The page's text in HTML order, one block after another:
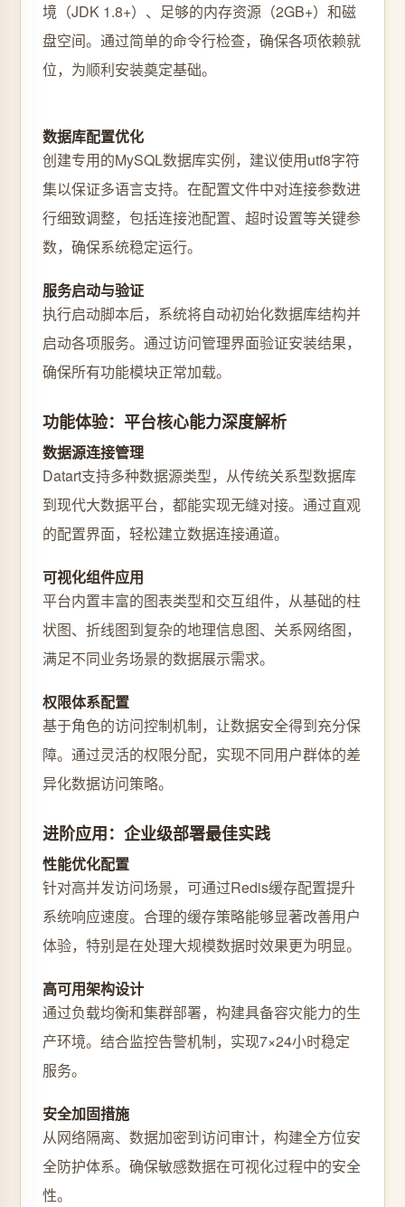
境（JDK 1.8+）、足够的内存资源（2GB+）和磁
盘空间。通过简单的命令行检查，确保各项依赖就
位，为顺利安装奠定基础。
数据库配置优化
创建专用的MySQL数据库实例，建议使用utf8字符
集以保证多语言支持。在配置文件中对连接参数进
行细致调整，包括连接池配置、超时设置等关键参
数，确保系统稳定运行。
服务启动与验证
执行启动脚本后，系统将自动初始化数据库结构并
启动各项服务。通过访问管理界面验证安装结果，
确保所有功能模块正常加载。
功能体验：平台核心能力深度解析
数据源连接管理
Datart支持多种数据源类型，从传统关系型数据库
到现代大数据平台，都能实现无缝对接。通过直观
的配置界面，轻松建立数据连接通道。
可视化组件应用
平台内置丰富的图表类型和交互组件，从基础的柱
状图、折线图到复杂的地理信息图、关系网络图，
满足不同业务场景的数据展示需求。
权限体系配置
基于角色的访问控制机制，让数据安全得到充分保
障。通过灵活的权限分配，实现不同用户群体的差
异化数据访问策略。
进阶应用：企业级部署最佳实践
性能优化配置
针对高并发访问场景，可通过Redis缓存配置提升
系统响应速度。合理的缓存策略能够显著改善用户
体验，特别是在处理大规模数据时效果更为明显。
高可用架构设计
通过负载均衡和集群部署，构建具备容灾能力的生
产环境。结合监控告警机制，实现7×24小时稳定
服务。
安全加固措施
从网络隔离、数据加密到访问审计，构建全方位安
全防护体系。确保敏感数据在可视化过程中的安全
性。